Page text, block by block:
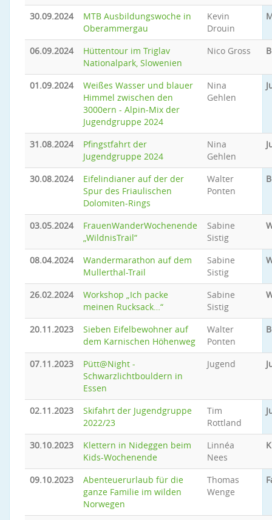
30.09.2024
MTB Ausbildungswoche in
Oberammergau
Kevin
Drouin
06.09.2024
Hüttentour im Triglav
Nationalpark, Slowenien
Nico Gross
01.09.2024
Weißes Wasser und blauer
Himmel zwischen den
3000ern - Alpin-Mix der
Jugendgruppe 2024
Nina
Gehlen
31.08.2024
Pfingstfahrt der
Jugendgruppe 2024
Nina
Gehlen
30.08.2024
Eifelindianer auf der der
Spur des Friaulischen
Dolomiten-Rings
Walter
Ponten
03.05.2024
FrauenWanderWochenende
„WildnisTrail“
Sabine
Sistig
08.04.2024
Wandermarathon auf dem
Mullerthal-Trail
Sabine
Sistig
26.02.2024
Workshop „Ich packe
meinen Rucksack…“
Sabine
Sistig
20.11.2023
Sieben Eifelbewohner auf
dem Karnischen Höhenweg
Walter
Ponten
07.11.2023
Pütt@Night -
Schwarzlichtbouldern in
Essen
Jugend
02.11.2023
Skifahrt der Jugendgruppe
2022/23
Tim
Rottland
30.10.2023
Klettern in Nideggen beim
Kids-Wochenende
Linnéa
Nees
09.10.2023
Abenteuerurlaub für die
ganze Familie im wilden
Norwegen
Thomas
Wenge